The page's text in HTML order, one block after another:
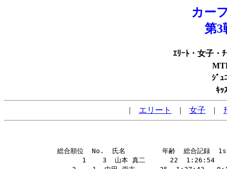
カー
第3
ｴﾘｰﾄ・女子・ﾁ
ｼﾞｭ
ｷｯ
| エリート | 女子 |
総合順位  No.  氏名         年齢  総
1    3  山本 真二      22  1:26:54